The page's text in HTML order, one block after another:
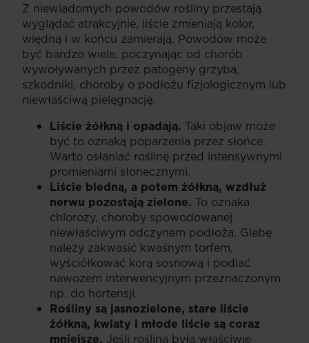
Z niewiadomych powodów rośliny przestają
wyglądać atrakcyjnie, liście zmieniają kolor,
więdną i w końcu zamierają. Powodów może
być bardzo wiele, poczynając od chorób
wywoływanych przez patogeny grzyba,
szkodniki, choroby o podłożu fizjologicznym lub
niewłaściwą pielęgnację.
Liście żółkną i opadają. Taki objaw może
być to oznaką poparzenia przez słońce.
Warto osłaniać roślinę przed intensywnymi
promieniami słonecznymi.
Liście bledną, a potem żółkną, wzdłuż
nerwu pozostają zielone. To oznaka
chlorozy, choroby spowodowanej
niewłaściwym odczynem podłoża. Glebę
należy zakwasić kwaśnym torfem,
wyściółkować korą sosnową i podlać
nawozem interwencyjnym przeznaczonym
np. do hortensji.
Rośliny są jasnozielone, stare liście
żółkną, kwiaty i młode liście są coraz
mniejsze. Jeśli roślina była właściwie